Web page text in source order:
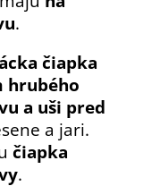
.
čiapka
hrubého
a uši pred
a jari.
čiapka
.